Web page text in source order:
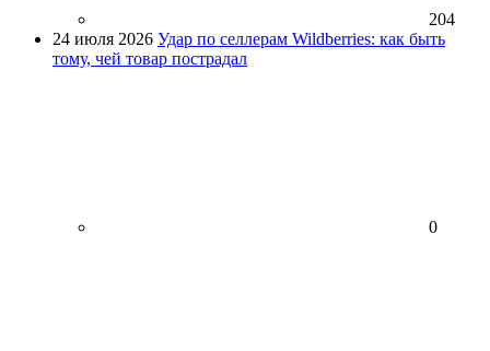
204
24 июля 2026 Удар по селлерам Wildberries: как быть
тому, чей товар пострадал
0